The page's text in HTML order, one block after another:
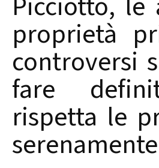
proprietà
controversi
fare
rispetta le